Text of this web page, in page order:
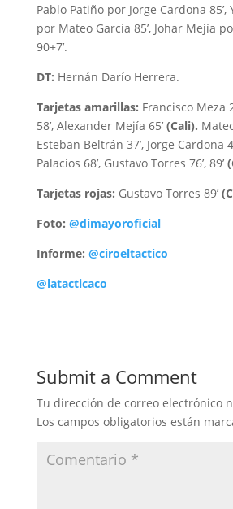
Pablo Patiño por Jorge Cardona
por Mateo García 85’, Johar Mejía
90+7’.
DT: Hernán Darío Herrera.
Tarjetas amarillas: Francisco Meza
58’, Alexander Mejía 65’ (Cali).
Esteban Beltrán 37’, Jorge Cardona
Palacios 68’, Gustavo Torres 76’, 89’
Tarjetas rojas: Gustavo Torres 89’
Foto: @dimayoroficial
Informe: @ciroeltactico
@latacticaco
Submit a Comment
Tu dirección de correo electrónico
Los campos obligatorios están